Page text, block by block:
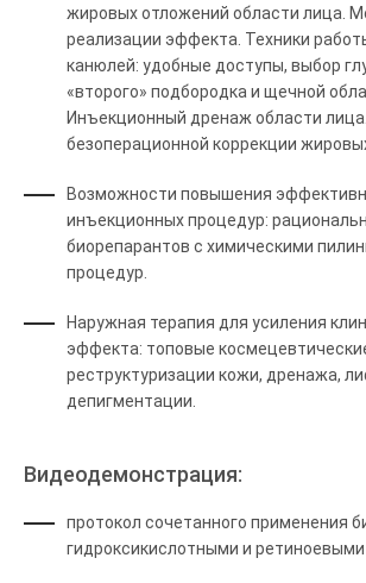
жировых отложений области лица.
реализации эффекта. Техники
канюлей: удобные доступы, выбор
«второго» подбородка и щечной
Инъекционный дренаж области
безоперационной коррекции
Возможности повышения
инъекционных процедур:
биорепарантов с химическими
процедур.
Наружная терапия для усиления
эффекта: топовые
реструктуризации кожи, дренажа,
депигментации.
Видеодемонстрация:
протокол сочетанного применения
гидроксикислотными и ретиноевыми